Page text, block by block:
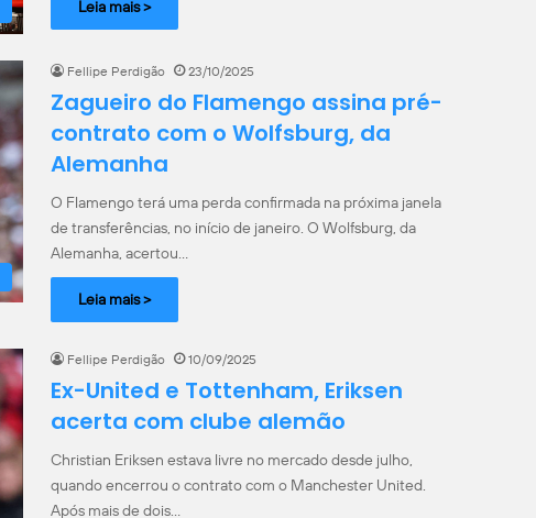
Leia mais >
Fellipe Perdigão 23/10/2025
Zagueiro do Flamengo assina pré-
contrato com o Wolfsburg, da
Alemanha
O Flamengo terá uma perda confirmada na próxima janela
de transferências, no início de janeiro. O Wolfsburg, da
Alemanha, acertou…
Leia mais >
Fellipe Perdigão 10/09/2025
Ex-United e Tottenham, Eriksen
acerta com clube alemão
Christian Eriksen estava livre no mercado desde julho,
quando encerrou o contrato com o Manchester United.
Após mais de dois…